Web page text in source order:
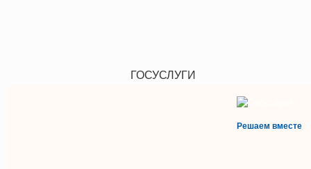
ГОСУСЛУГИ
Решаем вместе